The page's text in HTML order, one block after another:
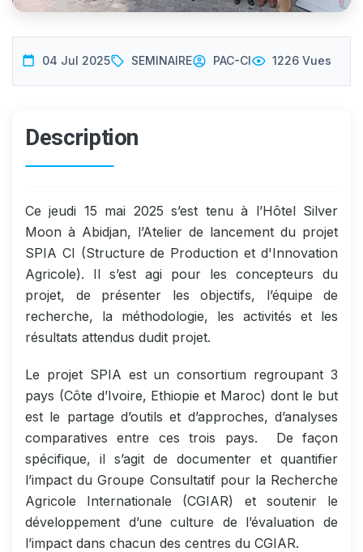
04 Jul 2025 SEMINAIRE PAC-CI 1226 Vues
Description
Ce jeudi 15 mai 2025 s’est tenu à l’Hôtel Silver
Moon à Abidjan, l’Atelier de lancement du projet
SPIA CI (Structure de Production et d'Innovation
Agricole). Il s’est agi pour les concepteurs du
projet, de présenter les objectifs, l’équipe de
recherche, la méthodologie, les activités et les
résultats attendus dudit projet.
Le projet SPIA est un consortium regroupant 3
pays (Côte d’Ivoire, Ethiopie et Maroc) dont le but
est le partage d’outils et d’approches, d’analyses
comparatives entre ces trois pays. De façon
spécifique, il s’agit de documenter et quantifier
l’impact du Groupe Consultatif pour la Recherche
Agricole Internationale (CGIAR) et soutenir le
développement d’une culture de l’évaluation de
l’impact dans chacun des centres du CGIAR.